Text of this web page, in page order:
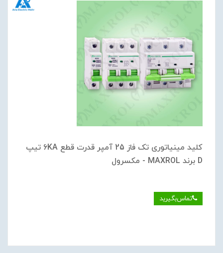
کلید مینیاتوری تک فاز 25 آمپر قدرت قطع 6KA تیپ
D برند MAXROL - مکسرول
تماس‌بگیرید